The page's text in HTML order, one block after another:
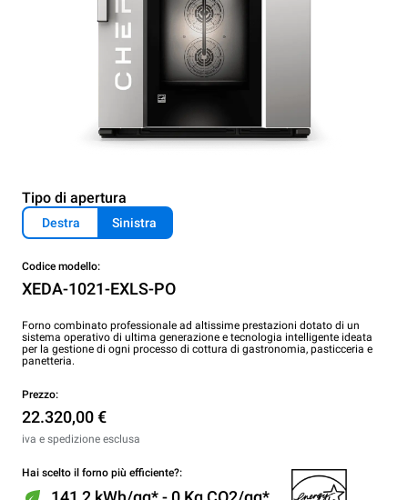
Tipo di apertura
Destra Sinistra
Codice modello:
XEDA-1021-EXLS-PO
Forno combinato professionale ad altissime prestazioni dotato di un
sistema operativo di ultima generazione e tecnologia intelligente ideata
per la gestione di ogni processo di cottura di gastronomia, pasticceria e
panetteria.
Prezzo:
22.320,00 €
iva e spedizione esclusa
Hai scelto il forno più efficiente?: